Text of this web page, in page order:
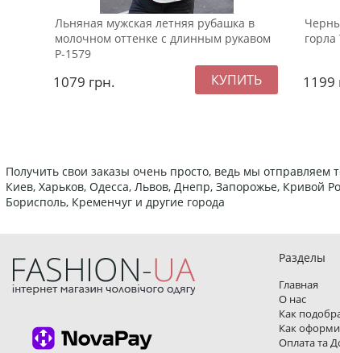
Льняная мужская летняя рубашка в
молочном оттенке с длинным рукавом
Р-1579
1079 грн.
горла
1199
Получить свои заказы очень просто, ведь мы отправляем
Киев, Харьков, Одесса, Львов, Днепр, Запорожье, Кривой
Борисполь, Кременчуг и другие города
Разделы
Главная
О нас
Как
Как
Оплата та